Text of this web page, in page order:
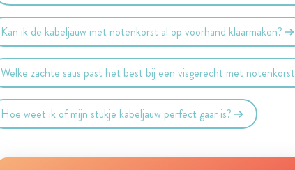
Kan ik de kabeljauw met notenkorst al op voorhand klaarmaken?
Welke zachte saus past het best bij een visgerecht met
Hoe weet ik of mijn stukje kabeljauw perfect gaar is?